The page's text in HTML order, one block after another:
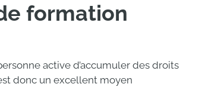
formation
active d’accumuler des droits
donc un excellent moyen